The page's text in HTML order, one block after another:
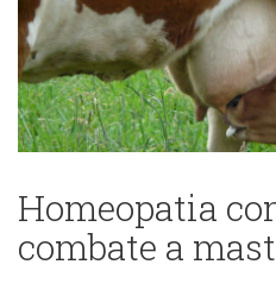
Homeopatia
combate a